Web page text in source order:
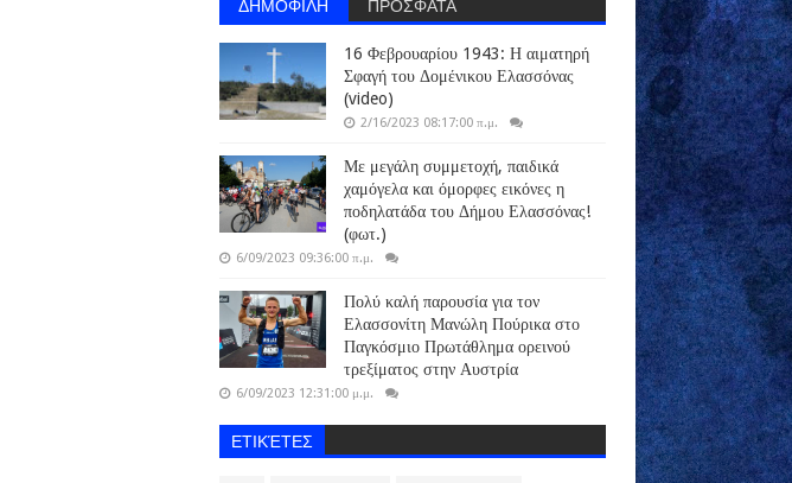
16 Φεβρουαρίου 1943: Η αιματηρή
Σφαγή του Δομένικου Ελασσόνας
(video)
2/16/2023 08:17:00 π.μ.
Με μεγάλη συμμετοχή, παιδικά
χαμόγελα και όμορφες εικόνες η
ποδηλατάδα του Δήμου Ελασσόνας!
(φωτ.)
6/09/2023 09:36:00 π.μ.
Πολύ καλή παρουσία για τον
Ελασσονίτη Μανώλη Πούρικα στο
Παγκόσμιο Πρωτάθλημα ορεινού
τρεξίματος στην Αυστρία
6/09/2023 12:31:00 μ.μ.
ΕΤΙΚΈΤΕΣ